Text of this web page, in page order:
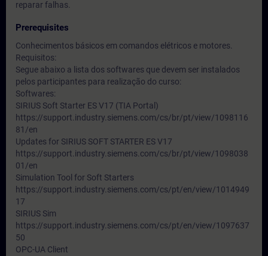
reparar falhas.
Prerequisites
Conhecimentos básicos em comandos elétricos e motores.
Requisitos:
Segue abaixo a lista dos softwares que devem ser instalados
pelos participantes para realização do curso:
Softwares:
SIRIUS Soft Starter ES V17 (TIA Portal)
https://support.industry.siemens.com/cs/br/pt/view/1098116
81/en
Updates for SIRIUS SOFT STARTER ES V17
https://support.industry.siemens.com/cs/br/pt/view/1098038
01/en
Simulation Tool for Soft Starters
https://support.industry.siemens.com/cs/pt/en/view/1014949
17
SIRIUS Sim
https://support.industry.siemens.com/cs/pt/en/view/1097637
50
OPC-UA Client